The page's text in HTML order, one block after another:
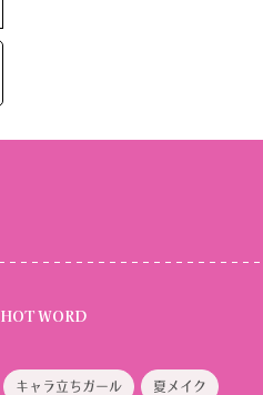
HOT WORD
キャラ立ちガール 夏メイク